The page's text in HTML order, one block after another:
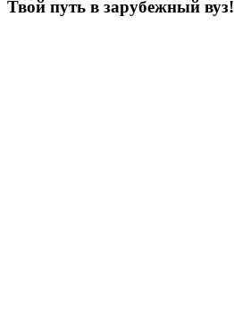
Твой путь в зарубежный вуз!